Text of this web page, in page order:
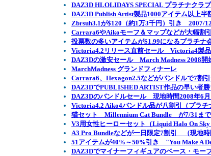
DAZ3D HLOLIDAYS SPECIAL プラチナクラ
DAZ3D Publish Artist製品1000アイテム以上
Zbrsuh3.1が$120（約1万3千円）引き 2007/
Carrara6やAikoモーフ＆マップなどが大幅割
投票数の多いアイテムが$1.99になるプラチナ
Victoria4.2リリース直前セール Victoria4製
DAZ3Dの激安セール March Madness 2008開
MarchMadness グランドフィナーレ
Carrara6、Hexagon2.5などがバンドルで7割
DAZ3DでPUBLISHED ARTIST作品の早い者
DAZ3Dのバンドルセール 現地時間2008年6
Victoria4.2 Aiko4バンドル品が八割引（プラ
猫セット Millennium Cat Bundle が7/31まで
V3用女性ヒーローセット（Liquid Halo On
A3 Pro Bundleなどが一日限定7割引 （現地時
51アイテムが40%～50%引き "You Make A
DAZ3Dでマイナーフィギュアのベース・モー